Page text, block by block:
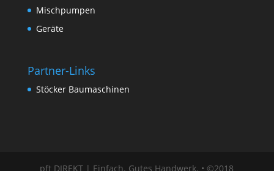
Mischpumpen
Geräte
Partner-Links
Stöcker Baumaschinen
pft DIREKT | Einfach. Gutes Handwerk. • ©2018